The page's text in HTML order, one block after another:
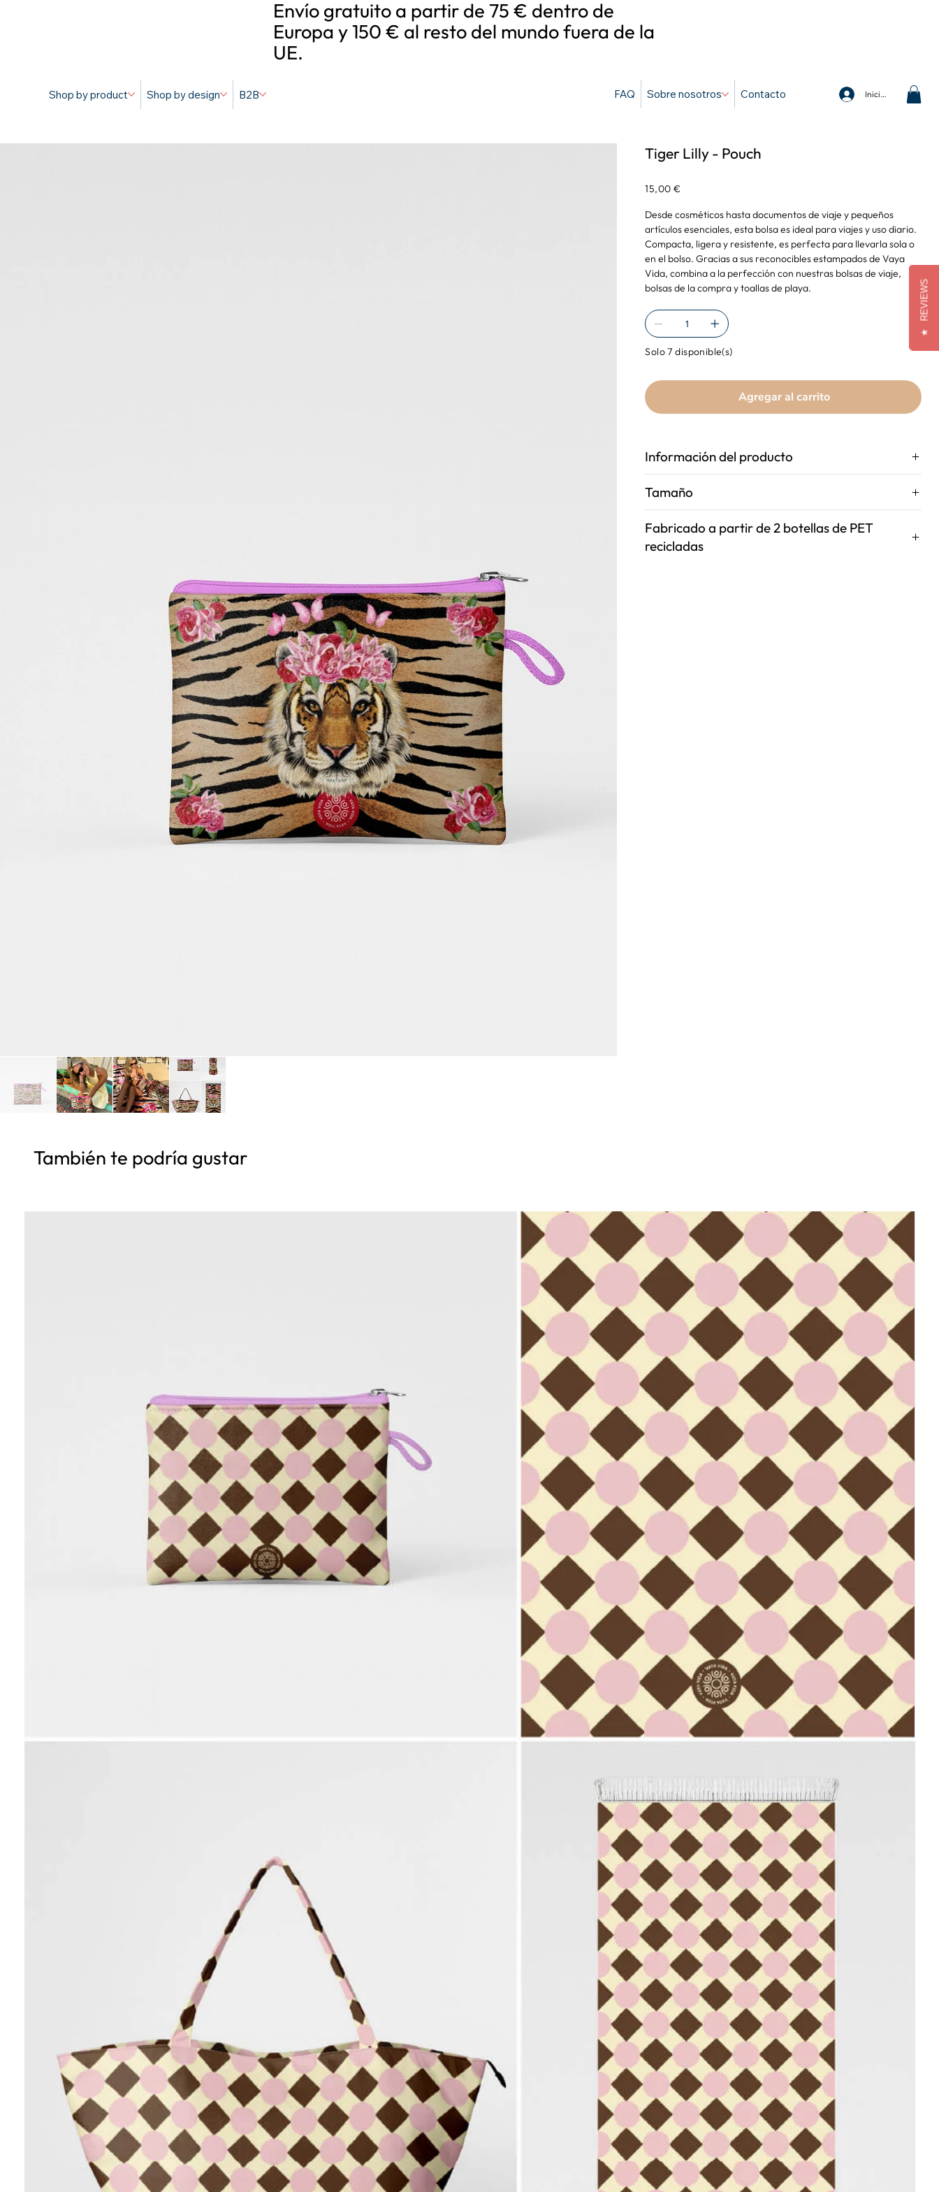
Shop by product Shop by design B2B Iniciar sesión
FAQ Sobre nosotros Contacto
Envío gratuito a partir de 75 € dentro de
Europa y 150 € al resto del mundo fuera de la
UE.
Tiger Lilly - Pouch
15,00 €
Desde cosméticos hasta documentos de viaje y pequeños
artículos esenciales, esta bolsa es ideal para viajes y uso diario.
Compacta, ligera y resistente, es perfecta para llevarla sola o
en el bolso. Gracias a sus reconocibles estampados de Vaya
Vida, combina a la perfección con nuestras bolsas de viaje,
bolsas de la compra y toallas de playa.
Solo 7 disponible(s)
Agregar al carrito
Información del producto
Tamaño
Fabricado a partir de 2 botellas de PET
recicladas
También te podría gustar
★
REVIEWS